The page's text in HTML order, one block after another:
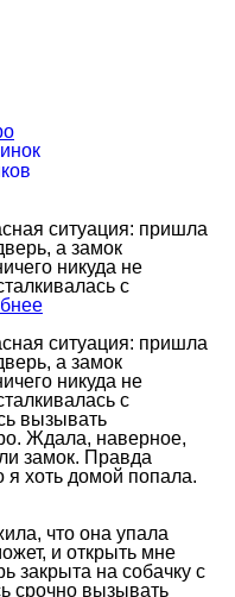
ситуация: пришла
а замок
никуда не
с
ситуация: пришла
а замок
никуда не
с
вызывать
Ждала, наверное,
замок. Правда
я хоть домой попала.
что она упала
и открыть мне
закрыта на собачку с
срочно вызывать